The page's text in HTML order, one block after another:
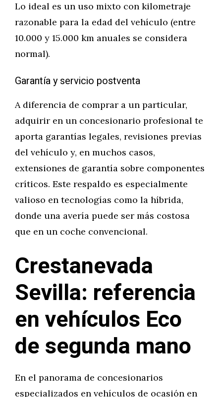
Lo ideal es un uso mixto con kilometraje
razonable para la edad del vehículo (entre
10.000 y 15.000 km anuales se considera
normal).
Garantía y servicio postventa
A diferencia de comprar a un particular,
adquirir en un concesionario profesional te
aporta garantías legales, revisiones previas
del vehículo y, en muchos casos,
extensiones de garantía sobre componentes
críticos. Este respaldo es especialmente
valioso en tecnologías como la híbrida,
donde una avería puede ser más costosa
que en un coche convencional.
Crestanevada
Sevilla: referencia
en vehículos Eco
de segunda mano
En el panorama de concesionarios
especializados en vehículos de ocasión en